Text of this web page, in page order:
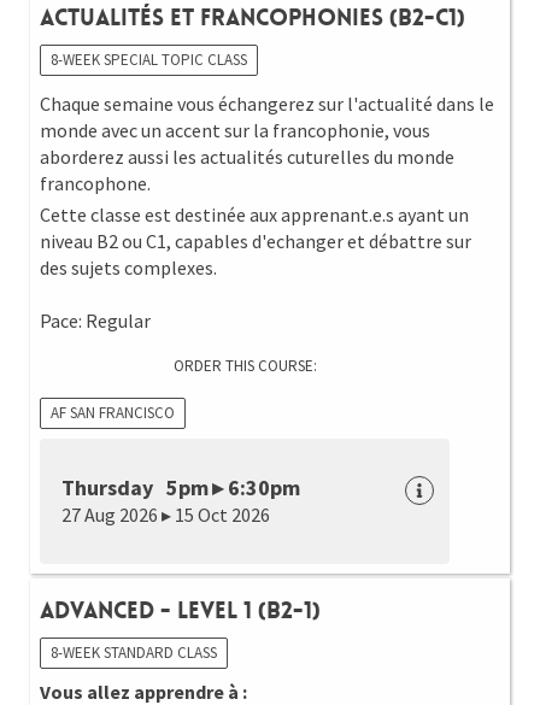
Actualités et Francophonies (B2-C1)
8-WEEK SPECIAL TOPIC CLASS
Chaque semaine vous échangerez sur l'actualité dans le
monde avec un accent sur la francophonie, vous
aborderez aussi les actualités cuturelles du monde
francophone.
Cette classe est destinée aux apprenant.e.s ayant un
niveau B2 ou C1, capables d'echanger et débattre sur
des sujets complexes.
Pace: Regular
ORDER THIS COURSE:
AF SAN FRANCISCO
Thursday 5pm ▸ 6:30pm
27 Aug 2026 ▸ 15 Oct 2026
Advanced - Level 1 (B2-1)
8-WEEK STANDARD CLASS
Vous allez apprendre à :